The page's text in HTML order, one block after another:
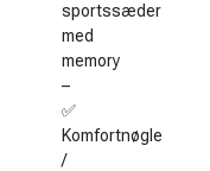
sportssæder
med
memory
–
✅
Komfortnøgle
/